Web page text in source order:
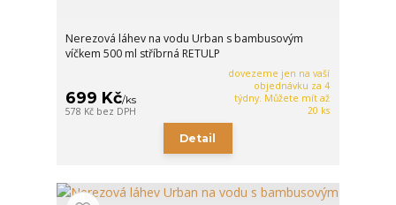
Nerezová láhev na vodu Urban s bambusovým
víčkem 500 ml stříbrná RETULP
699 Kč/ks
578 Kč bez DPH
dovezeme jen na vaší
objednávku za 4
týdny. Můžete mít až
20 ks
Detail